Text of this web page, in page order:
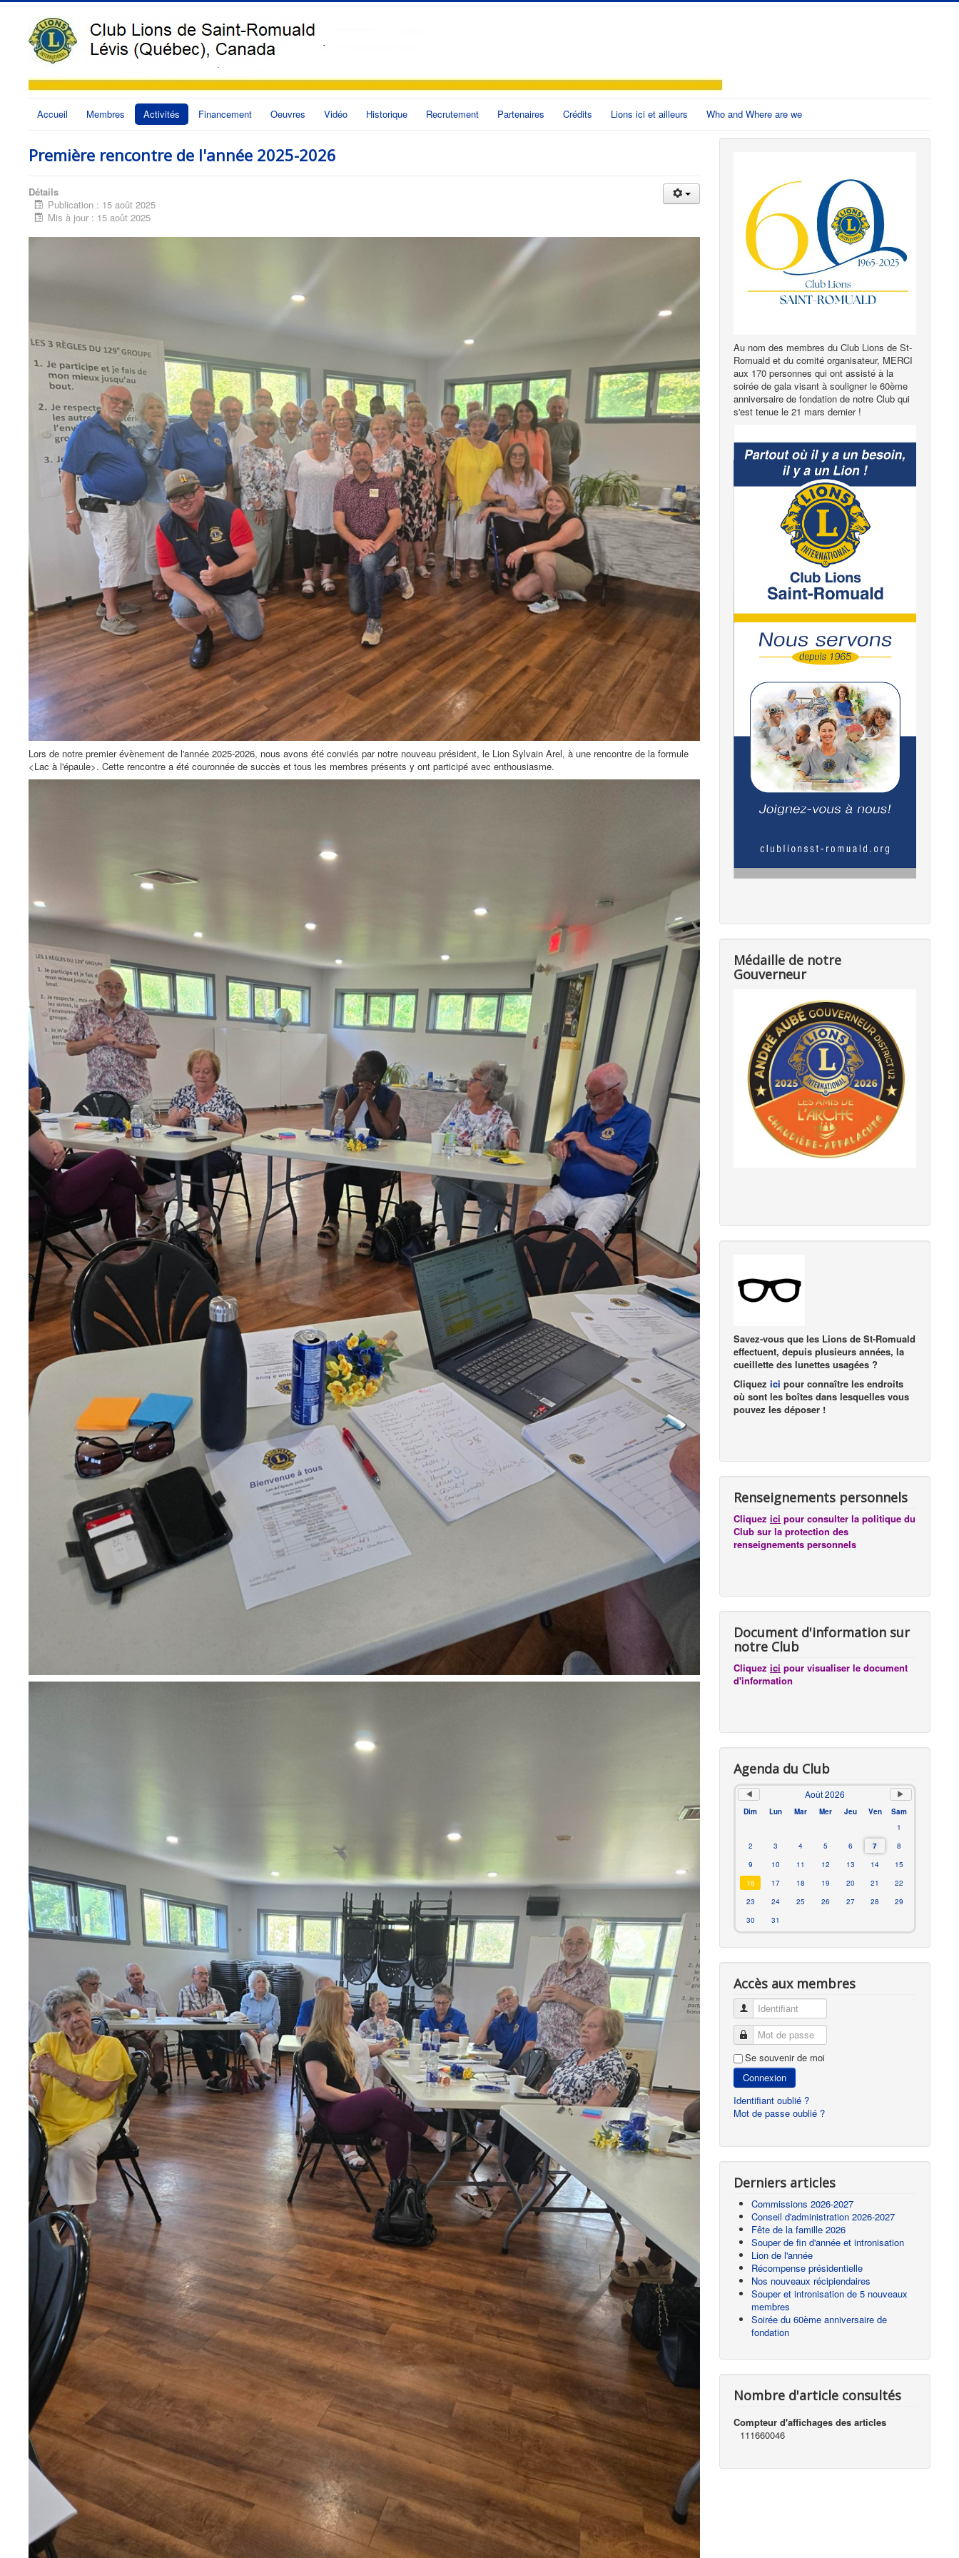
Accueil Membres Activités Financement Oeuvres Vidéo Historique Recrutement Partenaires Crédits Lions ici et ailleurs Who and Where are we
Première rencontre de l'année 2025-2026
Détails
Publication : 15 août 2025
Mis à jour : 15 août 2025
Lors de notre premier évènement de l'année 2025-2026, nous avons été conviés par notre nouveau président, le Lion Sylvain Arel, à une rencontre de la formule
<Lac à l'épaule>. Cette rencontre a été couronnée de succès et tous les membres présents y ont participé avec enthousiasme.
Au nom des membres du Club Lions de St-
Romuald et du comité organisateur, MERCI
aux 170 personnes qui ont assisté à la
soirée de gala visant à souligner le 60ème
anniversaire de fondation de notre Club qui
s'est tenue le 21 mars dernier !
Médaille de notre
Gouverneur
Savez-vous que les Lions de St-Romuald
effectuent, depuis plusieurs années, la
cueillette des lunettes usagées ?
Cliquez icipour connaître les endroits
où sont les boîtes dans lesquelles vous
pouvez les déposer !
Renseignements personnels
Cliquezici pour consulter la politique du
Club sur la protection des
renseignements personnels
Document d'information sur
notre Club
Cliquezici pour visualiser le document
d'information
Agenda du Club
Août 2026
Dim Lun Mar Mer Jeu Ven
Sam
1
2
3 4 5 6 7
8
9
10 11 12 13 14
15
16
17 18 19 20 21
22
23
24 25 26 27 28
29
30
31
Accès aux membres
Identifiant
Mot de passe
Se souvenir de moi
Connexion
Identifiant oublié ?
Mot de passe oublié ?
Derniers articles
Commissions 2026-2027
Conseil d'administration 2026-2027
Fête de la famille 2026
Souper de fin d'année et intronisation
Lion de l'année
Récompense présidentielle
Nos nouveaux récipiendaires
Souper et intronisation de 5 nouveaux
membres
Soirée du 60ème anniversaire de
fondation
Nombre d'article consultés
Compteur d'affichages des articles
111660046